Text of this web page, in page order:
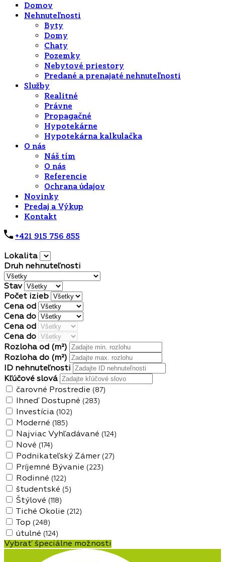
Domov
Nehnuteľnosti
Byty
Domy
Chaty
Pozemky
Nebytové priestory
Predané a prenajaté nehnuteľnosti
Služby
Realitné
Právne
Propagačné
Hypotekárne
Hypotekárna kalkulačka
O nás
Náš tím
O nás
Referencie
Ochrana údajov
Novinky
Predaj a Výkup
Kontakt
+421 915 756 855
Lokalita
Druh nehnuteľnosti
Stav
Počet izieb
Cena od
Cena do
Cena od
Cena do
Rozloha od (m²)
Rozloha do (m²)
ID nehnuteľnosti
Kľúčové slová
čarovné Prostredie (87)
Ihneď Dostupné (283)
Investícia (102)
Moderné (185)
Najviac Vyhľadávané (124)
Nové (174)
Podnikateľský Zámer (27)
Príjemné Bývanie (223)
Rodinné (122)
študentské (5)
Štýlové (118)
Tiché Okolie (212)
Top (248)
útulné (124)
Vybrať špeciálne možnosti